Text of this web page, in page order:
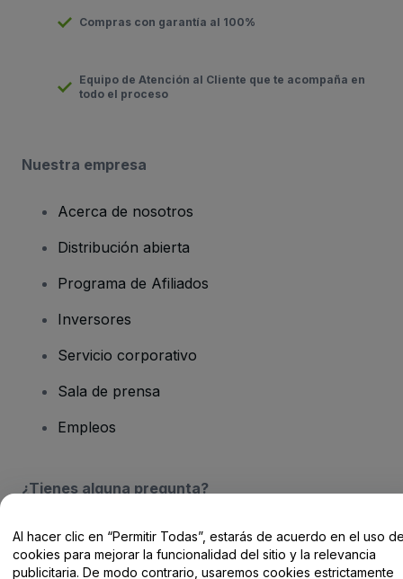
Compras con garantía al 100%
Equipo de Atención al Cliente que te acompaña en
todo el proceso
Nuestra empresa
Acerca de nosotros
Distribución abierta
Programa de Afiliados
Inversores
Servicio corporativo
Sala de prensa
Empleos
¿Tienes alguna pregunta?
Centro de Ayuda / Contacto
Al hacer clic en “Permitir Todas”, estarás de acuerdo en el uso
cookies para mejorar la funcionalidad del sitio y la relevancia
publicitaria. De modo contrario, usaremos cookies estrictamente